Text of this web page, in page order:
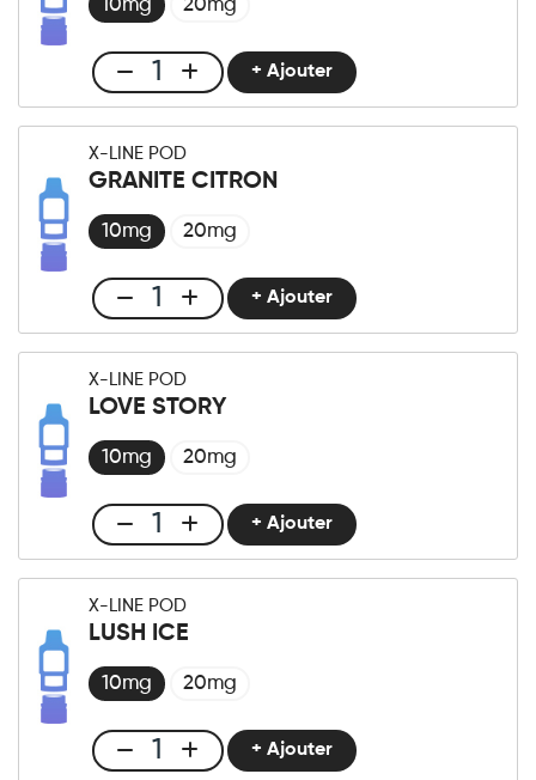
10mg 20mg
Club
X-
LINE
-
Fresh
quantité
+ Ajouter
X-LINE POD
GRANITE CITRON
10mg 20mg
Club
X-
LINE
-
Granite
quantité
+ Ajouter
X-LINE POD
LOVE STORY
10mg 20mg
Club
X-
LINE
-
Love
quantité
+ Ajouter
X-LINE POD
LUSH ICE
10mg 20mg
Club
+ Ajouter